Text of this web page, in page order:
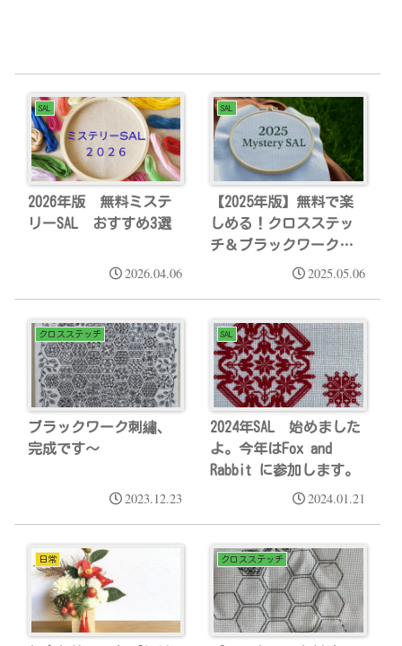
SAL
2026年版 無料ミステ
リーSAL おすすめ3選
2026.04.06
SAL
【2025年版】無料で楽
しめる！クロスステッ
チ＆ブラックワークの
ミステリーSALまとめ
2025.05.06
クロスステッチ
ブラックワーク刺繡、
完成です～
2023.12.23
SAL
2024年SAL 始めました
よ。今年はFox and
Rabbit に参加します。
2024.01.21
日常 クロスステッチ